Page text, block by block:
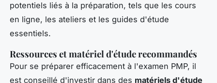
potentiels liés à la préparation, tels que les cours
en ligne, les ateliers et les guides d'étude
essentiels.
Ressources et matériel d'étude recommandés
Pour se préparer efficacement à l'examen PMP, il
est conseillé d'investir dans des matériels d'étude